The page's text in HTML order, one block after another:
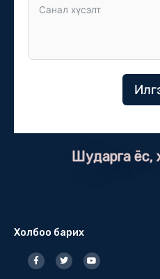
Шударга ёс,
Холбоо барих
F
a
c
T
w
i
Y
o
u